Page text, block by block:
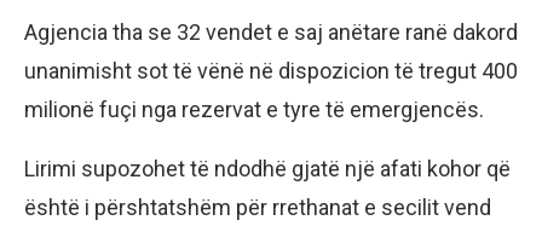
Agjencia tha se 32 vendet e saj anëtare ranë dakord
unanimisht sot të vënë në dispozicion të tregut 400
milionë fuçi nga rezervat e tyre të emergjencës.
Lirimi supozohet të ndodhë gjatë një afati kohor që
është i përshtatshëm për rrethanat e secilit vend